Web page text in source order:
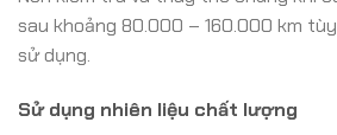
sau khoảng 80.000 – 160.000 km
sử dụng.
Sử dụng nhiên liệu chất lượng